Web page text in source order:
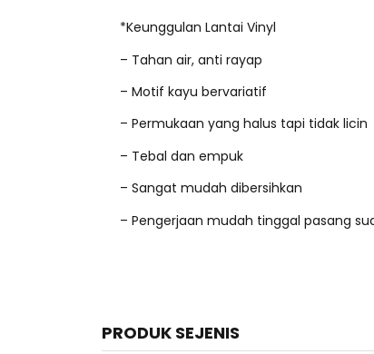
*Keunggulan Lantai Vinyl
– Tahan air, anti rayap
– Motif kayu bervariatif
– Permukaan yang halus tapi tidak licin
– Tebal dan empuk
– Sangat mudah dibersihkan
– Pengerjaan mudah tinggal pasang
PRODUK SEJENIS